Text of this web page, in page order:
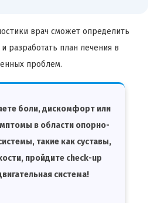
врач сможет определить
разработать план лечения в
проблем.
боли, дискомфорт или
в области опорно-
такие как суставы,
пройдите check-up
система!